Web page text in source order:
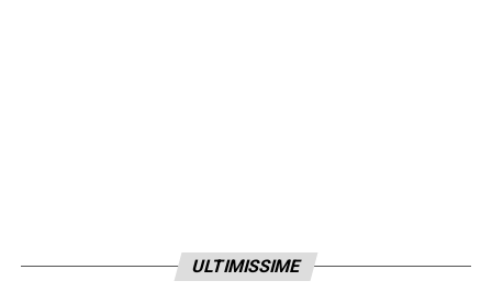
ULTIMISSIME